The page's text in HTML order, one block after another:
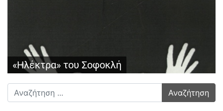
«Ηλέκτρα» του Σοφοκλή
Αναζήτηση για: